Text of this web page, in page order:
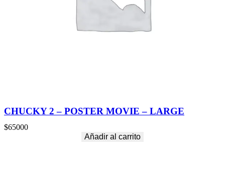
CHUCKY 2 – POSTER MOVIE – LARGE
$65000
Añadir al carrito